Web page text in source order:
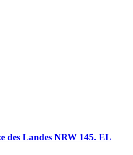
des Landes NRW 145. EL